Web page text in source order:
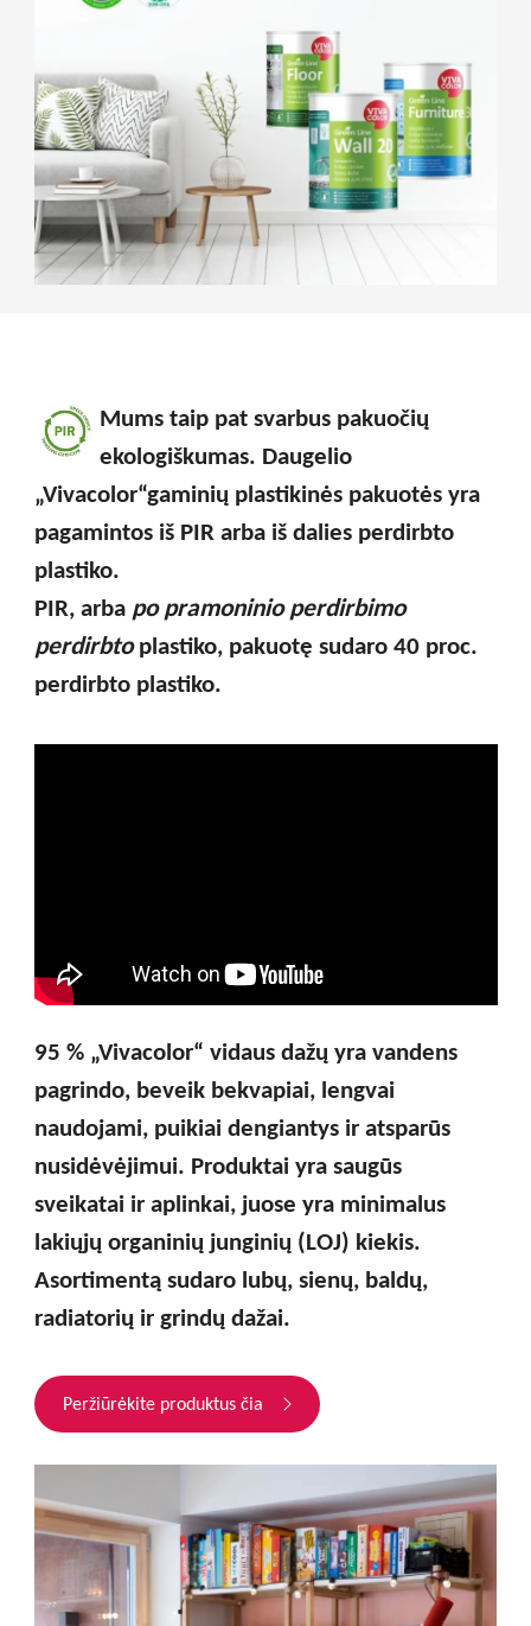
Mums taip pat svarbus pakuočių
ekologiškumas. Daugelio
„Vivacolor“gaminių plastikinės pakuotės yra
pagamintos iš PIR arba iš dalies perdirbto
plastiko.
PIR, arba po pramoninio perdirbimo
perdirbtoplastiko, pakuotę sudaro 40 proc.
perdirbto plastiko.
95 % „Vivacolor“ vidaus dažų yra vandens
pagrindo, beveik bekvapiai, lengvai
naudojami, puikiai dengiantys ir atsparūs
nusidėvėjimui. Produktai yra saugūs
sveikatai ir aplinkai, juose yra minimalus
lakiųjų organinių junginių (LOJ) kiekis.
Asortimentą sudaro lubų, sienų, baldų,
radiatorių ir grindų dažai.
Peržiūrėkite produktus čia